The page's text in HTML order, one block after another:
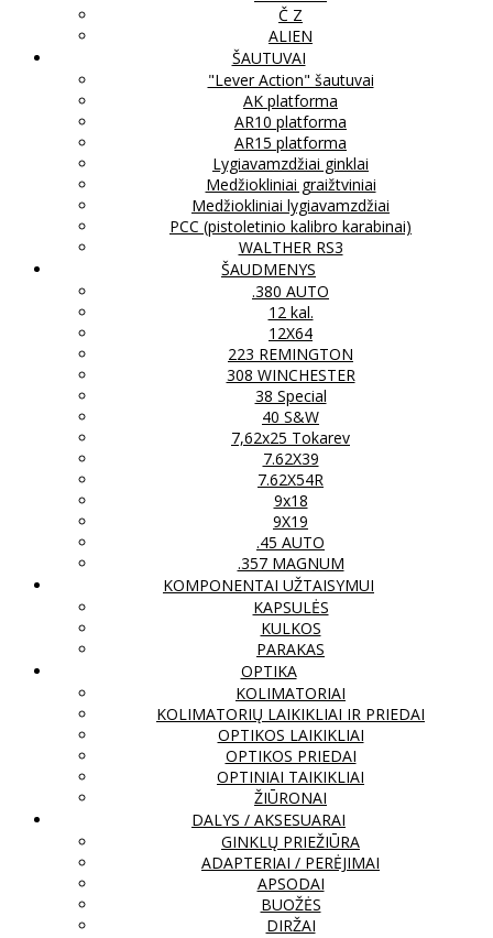
Č Z
ALIEN
ŠAUTUVAI
"Lever Action" šautuvai
AK platforma
AR10 platforma
AR15 platforma
Lygiavamzdžiai ginklai
Medžiokliniai graižtviniai
Medžiokliniai lygiavamzdžiai
PCC (pistoletinio kalibro karabinai)
WALTHER RS3
ŠAUDMENYS
.380 AUTO
12 kal.
12X64
223 REMINGTON
308 WINCHESTER
38 Special
40 S&W
7,62x25 Tokarev
7.62X39
7.62X54R
9x18
9X19
.45 AUTO
.357 MAGNUM
KOMPONENTAI UŽTAISYMUI
KAPSULĖS
KULKOS
PARAKAS
OPTIKA
KOLIMATORIAI
KOLIMATORIŲ LAIKIKLIAI IR PRIEDAI
OPTIKOS LAIKIKLIAI
OPTIKOS PRIEDAI
OPTINIAI TAIKIKLIAI
ŽIŪRONAI
DALYS / AKSESUARAI
GINKLŲ PRIEŽIŪRA
ADAPTERIAI / PERĖJIMAI
APSODAI
BUOŽĖS
DIRŽAI